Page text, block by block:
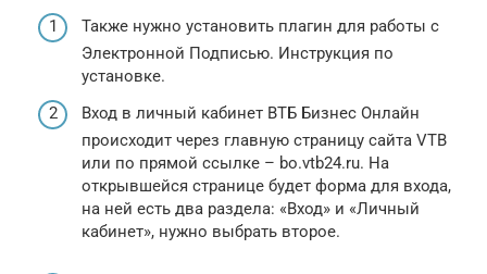
Также нужно установить плагин для работы с
Электронной Подписью. Инструкция по
установке.
Вход в личный кабинет ВТБ Бизнес Онлайн
происходит через главную страницу сайта VTB
или по прямой ссылке – bo.vtb24.ru. На
открывшейся странице будет форма для входа,
на ней есть два раздела: «Вход» и «Личный
кабинет», нужно выбрать второе.